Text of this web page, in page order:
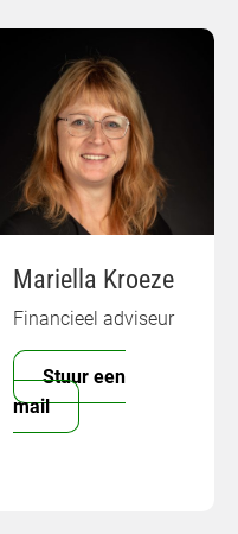
Mariella Kroeze
Financieel adviseur
Stuur een
mail